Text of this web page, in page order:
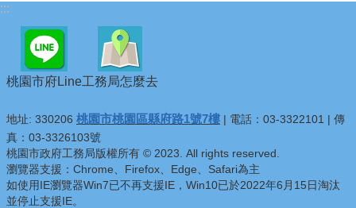
:::
桃園市府Line工務局怎麼去
地址: 330206 桃園市桃園區縣府路1號7樓 | 電話：03-3322101 | 傳
真：03-3326103號
桃園市政府工務局版權所有 © 2023. All rights reserved.
瀏覽器支援：Chrome、Firefox、Edge、Safari為主
如使用IE瀏覽器Win7已不再支援IE，Win10已於2022年6月15日淘汰
並停止支援IE。